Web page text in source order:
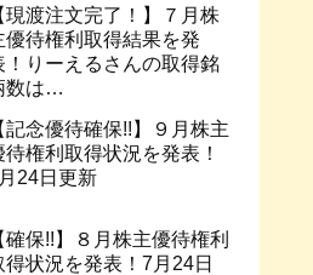
現渡注文完了！】７月株
優待権利取得結果を発
！りーえるさんの取得銘
数は…
記念優待確保!!】９月株主
待権利取得状況を発表！
24日更新
確保!!】８月株主優待権利
得状況を発表！7月24日